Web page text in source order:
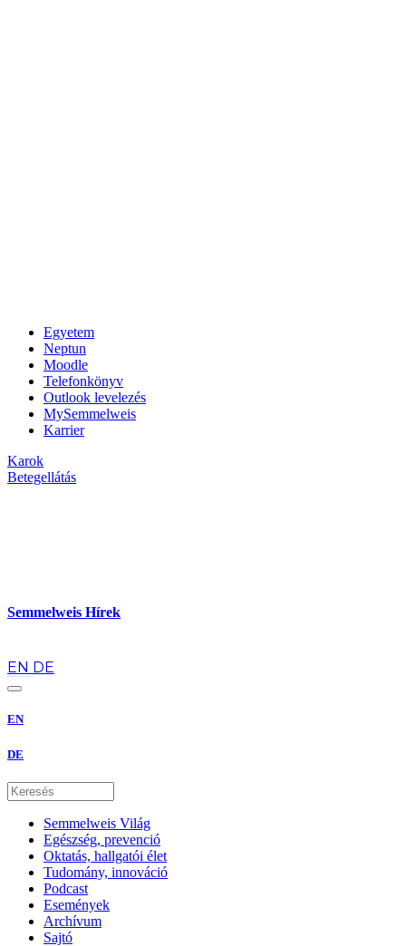
Egyetem
Neptun
Moodle
Telefonkönyv
Outlook levelezés
MySemmelweis
Karrier
Karok
Betegellátás
Semmelweis Hírek
EN DE
EN
DE
Semmelweis Világ
Egészség, prevenció
Oktatás, hallgatói élet
Tudomány, innováció
Podcast
Események
Archívum
Sajtó